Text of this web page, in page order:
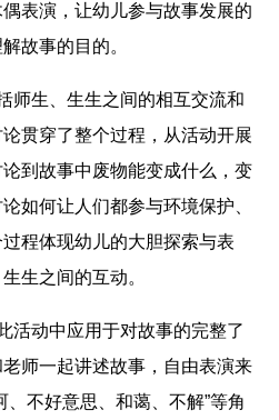
表演，让幼儿参与故事发展的
故事的目的。
生、生生之间的相互交流和
贯穿了整个过程，从活动开展
到故事中废物能变成什么，变
如何让人们都参与环境保护、
程体现幼儿的大胆探索与表
生之间的互动。
动中应用于对故事的完整了
师一起讲述故事，自由表演来
、不好意思、和蔼、不解”等角